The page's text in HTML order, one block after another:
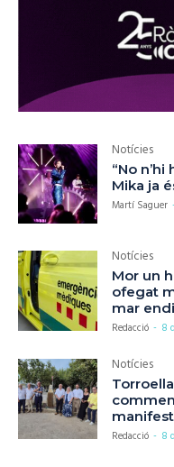
Notícies
“No
Mika ja
Martí Saguer
Notícies
Mor un
ofegat
mar
Redacció - 8
Notícies
Redacció - 8